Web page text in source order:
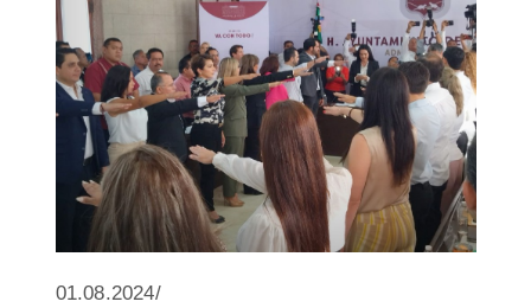
01.08.2024/